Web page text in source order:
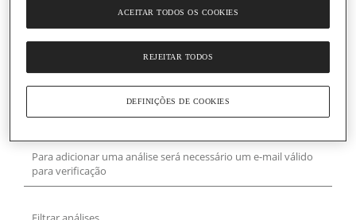
REJEITAR TODOS
ACEITAR TODOS OS COOKIES
DEFINIÇÕES DE COOKIES